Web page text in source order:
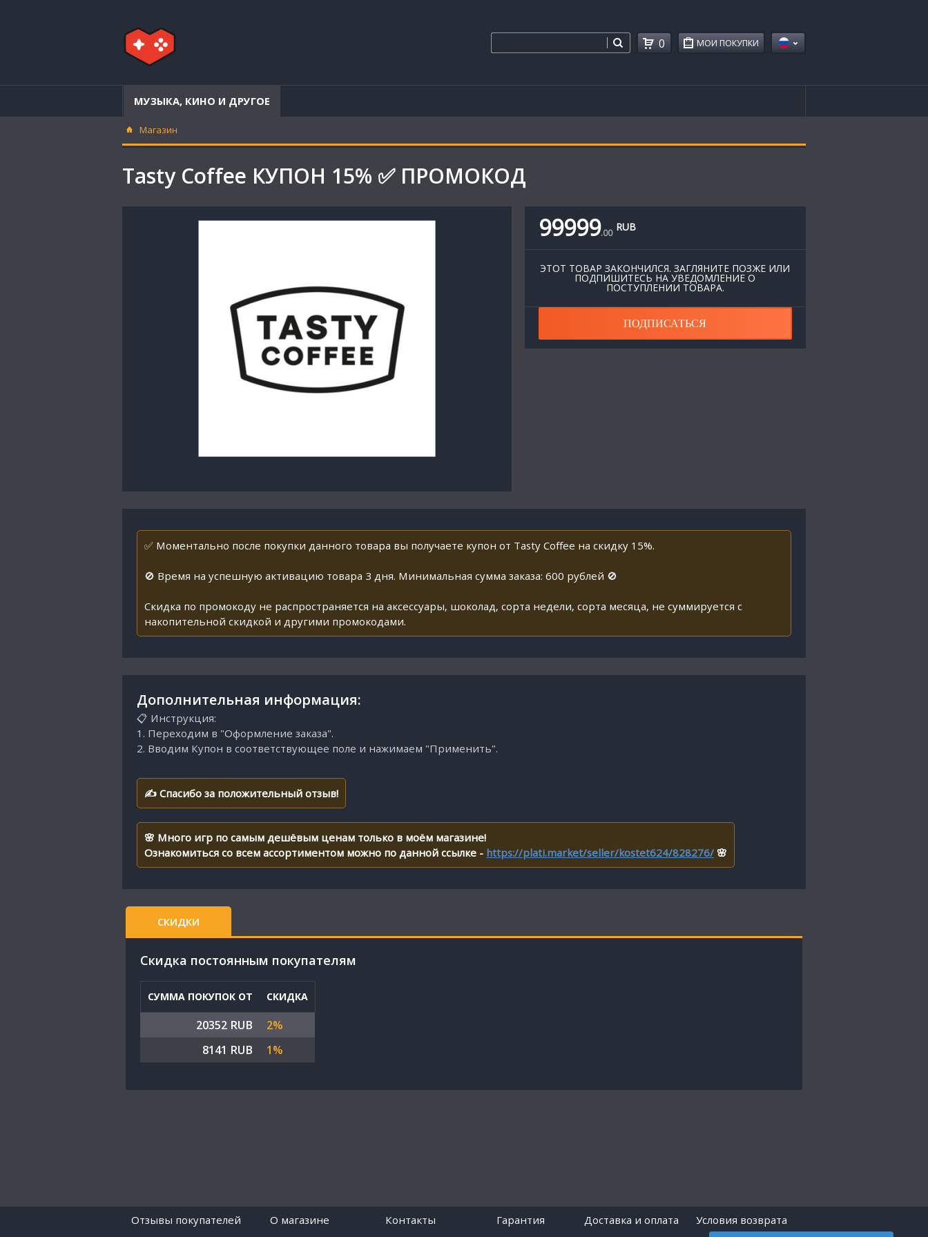
МОИ ПОКУПКИ
0
МУЗЫКА, КИНО И ДРУГОЕ
Магазин
Tasty Coffee КУПОН 15% ✅ ПРОМОКОД
99999.00 RUB
ЭТОТ ТОВАР ЗАКОНЧИЛСЯ. ЗАГЛЯНИТЕ ПОЗЖЕ ИЛИ
ПОДПИШИТЕСЬ НА УВЕДОМЛЕНИЕ О
ПОСТУПЛЕНИИ ТОВАРА.
ПОДПИСАТЬСЯ
✅ Моментально после покупки данного товара вы получаете купон от Tasty Coffee на скидку 15%.
🚫 Время на успешную активацию товара 3 дня. Минимальная сумма заказа: 600 рублей 🚫
Скидка по промокоду не распространяется на аксессуары, шоколад, сорта недели, сорта месяца, не суммируется с
накопительной скидкой и другими промокодами.
Дополнительная информация:
📋 Инструкция:
1. Переходим в "Оформление заказа".
2. Вводим Купон в соответствующее поле и нажимаем "Применить".
✍ Спасибо за положительный отзыв!
🌸 Много игр по самым дешёвым ценам только в моём магазине!
Ознакомиться со всем ассортиментом можно по данной ссылке - https://plati.market/seller/kostet624/828276/ 🌸
СКИДКИ
Cкидка постоянным покупателям
СУММА ПОКУПОК ОТ СКИДКА
20352 RUB
2%
8141 RUB
1%
Отзывы покупателей O магазине Контакты Гарантия Доставка и оплата
Условия возврата